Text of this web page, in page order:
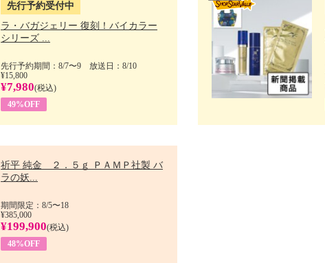
先行予約受付中
ラ・バガジェリー 復刻！バイカラー
シリーズ ...
先行予約期間：8/7〜9 放送日：8/10
¥15,800
¥7,980(税込)
49%OFF
祈平 純金 ２．５ｇ ＰＡＭＰ社製 バ
ラの妖...
期間限定：8/5〜18
¥385,000
¥199,900(税込)
48%OFF